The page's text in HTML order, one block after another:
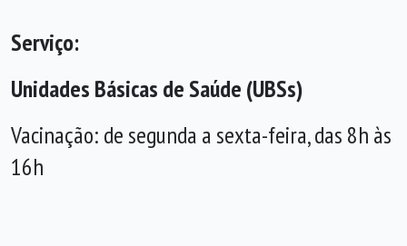
Serviço:
Unidades Básicas de Saúde (UBSs)
Vacinação: de segunda a sexta-feira, das 8h às
16h